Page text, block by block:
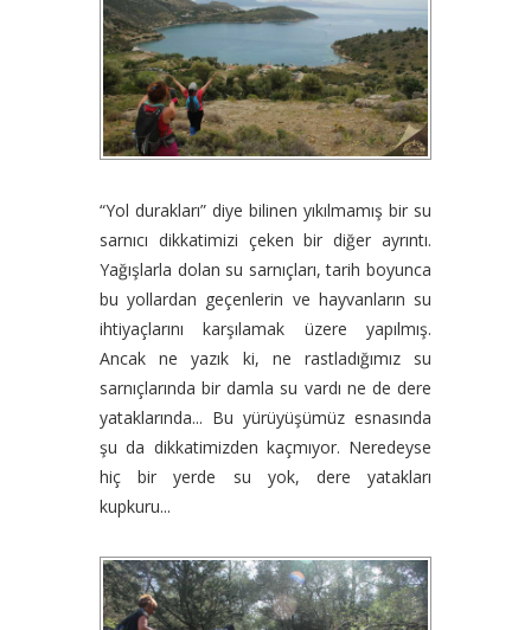
“Yol durakları” diye bilinen yıkılmamış bir su
sarnıcı dikkatimizi çeken bir diğer ayrıntı.
Yağışlarla dolan su sarnıçları, tarih boyunca
bu yollardan geçenlerin ve hayvanların su
ihtiyaçlarını karşılamak üzere yapılmış.
Ancak ne yazık ki, ne rastladığımız su
sarnıçlarında bir damla su vardı ne de dere
yataklarında... Bu yürüyüşümüz esnasında
şu da dikkatimizden kaçmıyor. Neredeyse
hiç bir yerde su yok, dere yatakları
kupkuru...